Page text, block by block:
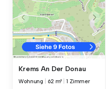
Krems An Der Donau
Wohnung 62 m² |1 Zimmer